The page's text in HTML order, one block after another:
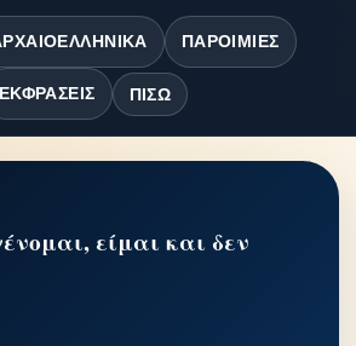
ΠΑΡΟΙΜΊΕΣ
ΕΚΦΡΆΣΕΙΣ ΠΊΣΩ
είμαι και δεν